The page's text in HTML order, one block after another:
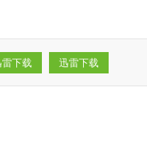
雷下载 迅雷下载